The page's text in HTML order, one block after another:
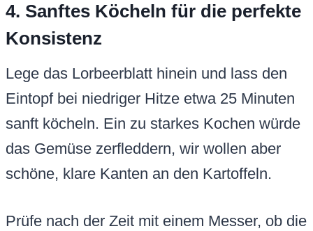
4. Sanftes Köcheln für die perfekte
Konsistenz
Lege das Lorbeerblatt hinein und lass den
Eintopf bei niedriger Hitze etwa 25 Minuten
sanft köcheln. Ein zu starkes Kochen würde
das Gemüse zerfleddern, wir wollen aber
schöne, klare Kanten an den Kartoffeln.
Prüfe nach der Zeit mit einem Messer, ob die